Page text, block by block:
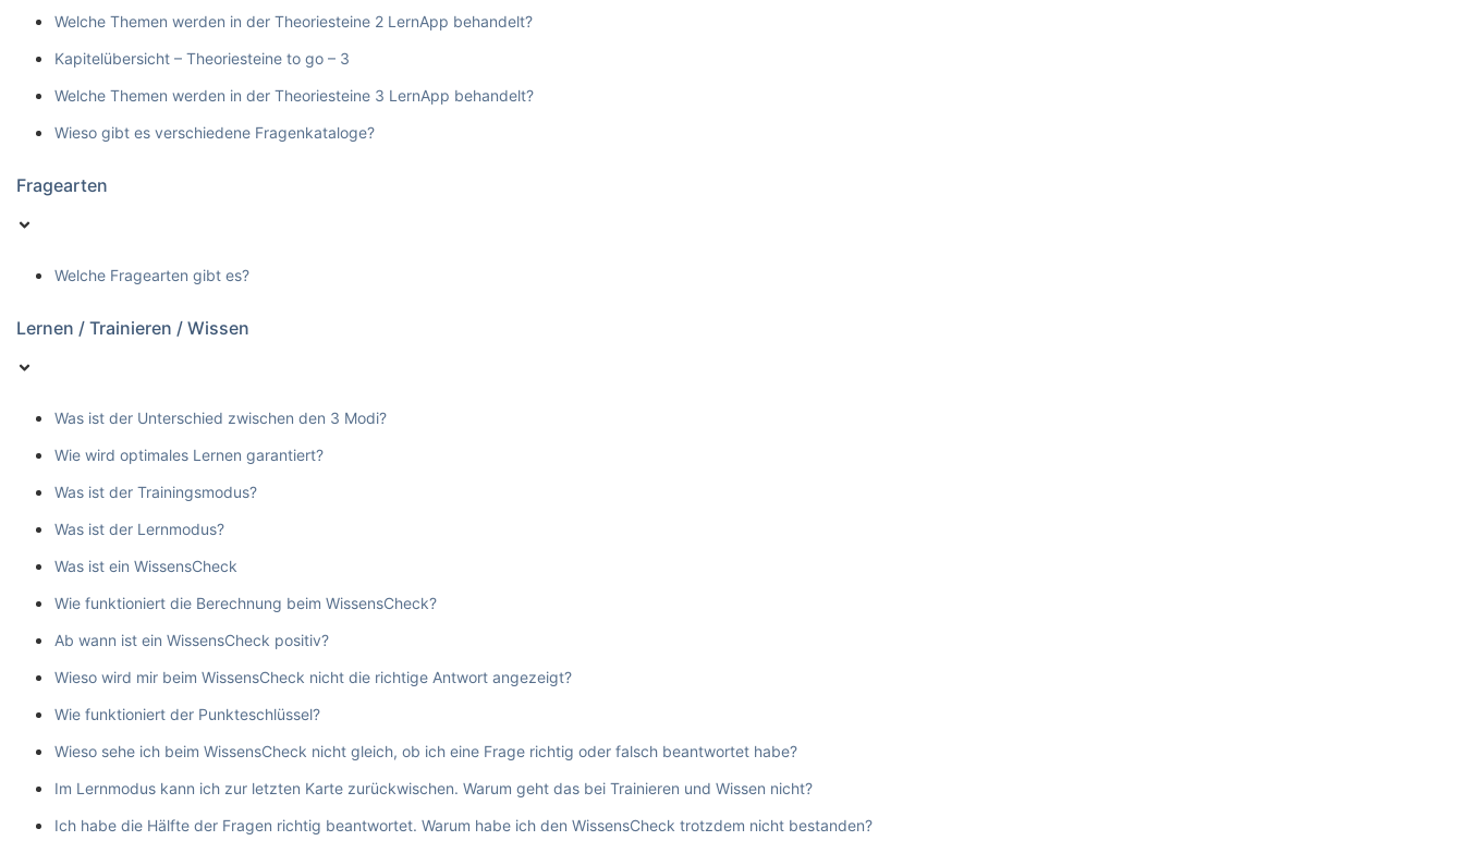
Welche Themen werden in der Theoriesteine 2 LernApp behandelt?
Kapitelübersicht – Theoriesteine to go – 3
Welche Themen werden in der Theoriesteine 3 LernApp behandelt?
Wieso gibt es verschiedene Fragenkataloge?
Fragearten
Welche Fragearten gibt es?
Lernen / Trainieren / Wissen
Was ist der Unterschied zwischen den 3 Modi?
Wie wird optimales Lernen garantiert?
Was ist der Trainingsmodus?
Was ist der Lernmodus?
Was ist ein WissensCheck
Wie funktioniert die Berechnung beim WissensCheck?
Ab wann ist ein WissensCheck positiv?
Wieso wird mir beim WissensCheck nicht die richtige Antwort angezeigt?
Wie funktioniert der Punkteschlüssel?
Wieso sehe ich beim WissensCheck nicht gleich, ob ich eine Frage richtig oder falsch beantwortet habe?
Im Lernmodus kann ich zur letzten Karte zurückwischen. Warum geht das bei Trainieren und Wissen nicht?
Ich habe die Hälfte der Fragen richtig beantwortet. Warum habe ich den WissensCheck trotzdem nicht bestanden?